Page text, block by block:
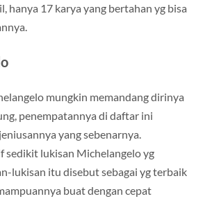
hanya 17 karya yang bertahan yg bisa
mungkin memandang dirinya
penempatannya di daftar ini
yang sebenarnya.
sedikit lukisan Michelangelo yg
lukisan itu disebut sebagai yg terbaik
buat dengan cepat